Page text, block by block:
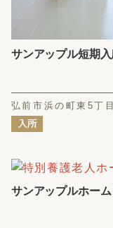
サンアップル短期
弘前市浜の町東5丁
サンアップルホー